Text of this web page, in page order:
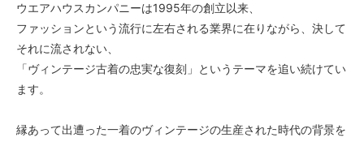
ウエアハウスカンパニーは1995年の創立以来、
ファッションという流行に左右される業界に在りながら、決して
それに流されない、
「ヴィンテージ古着の忠実な復刻」というテーマを追い続けてい
ます。
縁あって出遭った一着のヴィンテージの生産された時代の背景を